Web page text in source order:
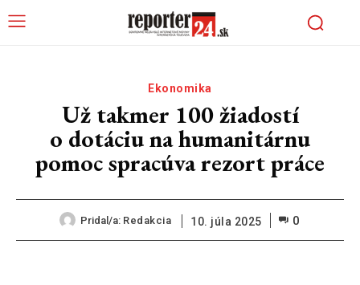
Ekonomika
Už takmer 100 žiadostí
o dotáciu na humanitárnu
pomoc spracúva rezort práce
Pridal/a: Redakcia 10. júla 2025 0